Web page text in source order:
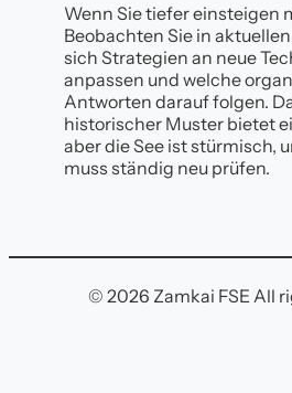
Wenn Sie tiefer einsteigen
Beobachten Sie in
sich Strategien an neue
anpassen und welche
Antworten darauf folgen.
historischer Muster bietet
aber die See ist stürmisch,
muss ständig neu prüfen.
© 2026 Zamkai FSE All